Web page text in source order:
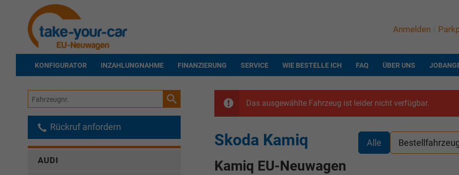
Anmelden
KONFIGURATOR INZAHLUNGNAHME FINANZIERUNG SERVICE WIE BESTELLE ICH FAQ ÜBER UNS
Das ausgewählte Fahrzeug ist leider nicht verfügbar.
Alle
Skoda Kamiq
Kamiq EU-Neuwagen
Fahrzeugnr.
Rückruf anfordern
AUDI